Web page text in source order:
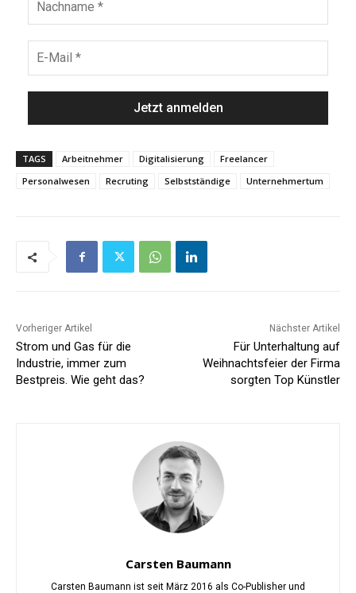
TAGS Arbeitnehmer Digitalisierung
Freelancer
Personalwesen
Recruting Selbstständige Unternehmertum
Vorheriger Artikel
Strom und Gas für die
Industrie, immer zum
Bestpreis. Wie geht das?
Nächster Artikel
Für Unterhaltung auf
Weihnachtsfeier der Firma
sorgten Top Künstler
Carsten Baumann
Carsten Baumann ist seit März 2016 als Co-Publisher und